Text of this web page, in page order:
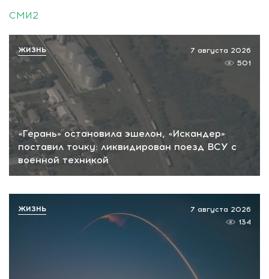
СМИ2
«Герань» остановила эшелон, «Искандер»
поставил точку: ликвидирован поезд ВСУ с
военной техникой
7 августа 2026
501
ЖИЗНЬ
7 августа 2026
134
ЖИЗНЬ